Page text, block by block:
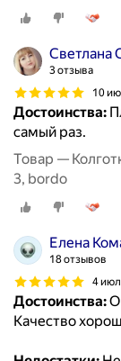
Светлана
3 отзыва
10
Достоинства:
самый раз.
Товар —
3, bordo
Елена
18 отзывов
4
Достоинства:О
Качество